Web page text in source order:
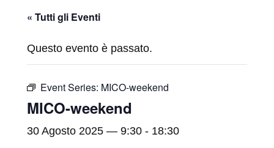
« Tutti gli Eventi
Questo evento è passato.
Event Series: MICO-weekend
MICO-weekend
30 Agosto 2025 — 9:30 - 18:30